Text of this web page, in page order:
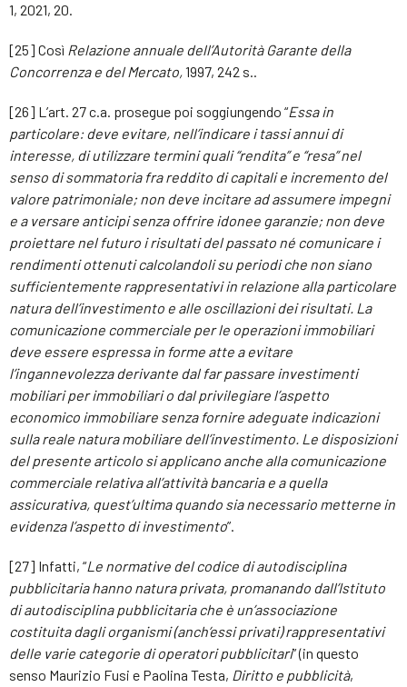
1, 2021, 20.
[25] Così Relazione annuale dell’Autorità Garante della
Concorrenza e del Mercato,1997, 242 s..
[26] L’art. 27 c.a. prosegue poi soggiungendo “Essa in
particolare: deve evitare, nell’indicare i tassi annui di
interesse, di utilizzare termini quali “rendita” e “resa” nel
senso di sommatoria fra reddito di capitali e incremento del
valore patrimoniale; non deve incitare ad assumere impegni
e a versare anticipi senza offrire idonee garanzie; non deve
proiettare nel futuro i risultati del passato né comunicare i
rendimenti ottenuti calcolandoli su periodi che non siano
sufficientemente rappresentativi in relazione alla particolare
natura dell’investimento e alle oscillazioni dei risultati. La
comunicazione commerciale per le operazioni immobiliari
deve essere espressa in forme atte a evitare
l’ingannevolezza derivante dal far passare investimenti
mobiliari per immobiliari o dal privilegiare l’aspetto
economico immobiliare senza fornire adeguate indicazioni
sulla reale natura mobiliare dell’investimento. Le disposizioni
del presente articolo si applicano anche alla comunicazione
commerciale relativa all’attività bancaria e a quella
assicurativa, quest’ultima quando sia necessario metterne in
evidenza l’aspetto di investimento”.
[27] Infatti, “Le normative del codice di autodisciplina
pubblicitaria hanno natura privata, promanando dall’Istituto
di autodisciplina pubblicitaria che è un’associazione
costituita dagli organismi (anch’essi privati) rappresentativi
delle varie categorie di operatori pubblicitari” (in questo
senso Maurizio Fusi e Paolina Testa, Diritto e pubblicità,